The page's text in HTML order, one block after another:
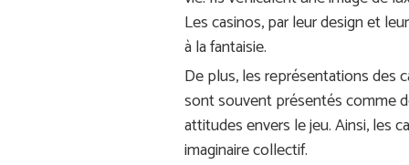
Les casinos, par leur design et
à la fantaisie.
De plus, les représentations des
sont souvent présentés comme
attitudes envers le jeu. Ainsi, les
imaginaire collectif.